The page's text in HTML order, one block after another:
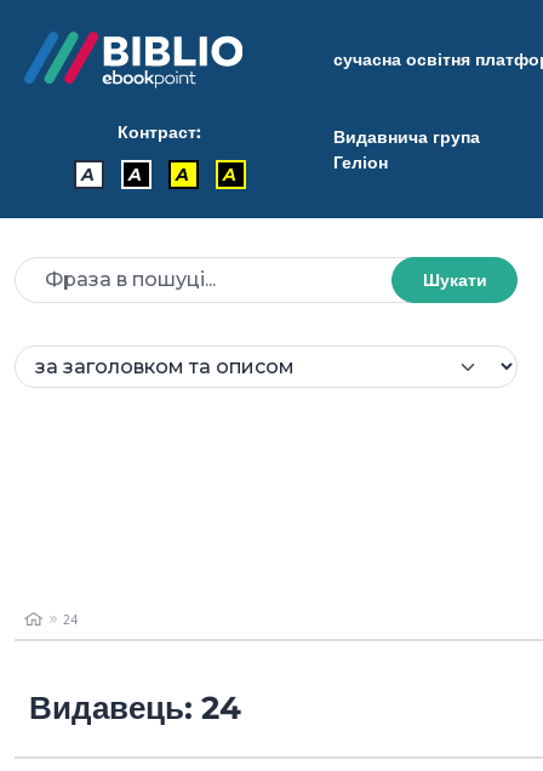
сучасна освітня
Контраст:
A
A A A
Видавнича група
Геліон
Шукати
24
Видавець: 24